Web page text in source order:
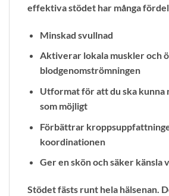
effektiva stödet har många
Minskad svullnad
Aktiverar lokala muskler och
blodgenomströmningen
Utformat för att du ska kunna
som möjligt
Förbättrar
koordinationen
Ger en skön och säker känsla
Stödet fästs runt hela hälsenan.